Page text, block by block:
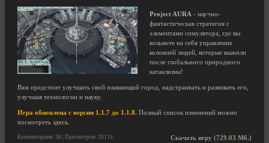
Project AURA - научно-
фантастическая стратегия с
элементами симулятора, где вы
возьмете на себя управление
колонией людей, которые выжили
после глобального природного
катаклизма!
Вам предстоит улучшать свой плавающий город, надстраивать и развивать его,
улучшая технологии и науку.
Игра обновлена с версии 1.1.7 до 1.1.8. Полный список изменений можно
посмотреть здесь
Скачать игру (729.03 Мб.)
Комментариев: 38 | Просмотров: 38119